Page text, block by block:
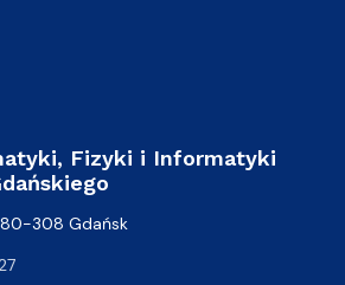
Fizyki i Informatyki
308 Gdańsk